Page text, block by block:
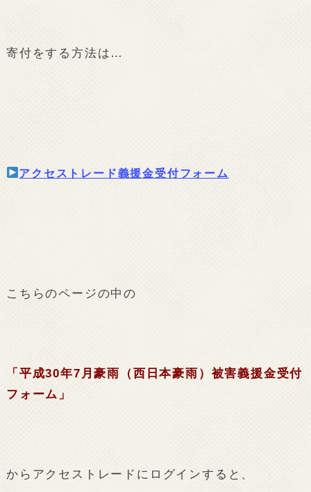
寄付をする方法は…
アクセストレード義援金受付フォーム
こちらのページの中の
「平成30年7月豪雨（西日本豪雨）被害義援金受付
フォーム」
からアクセストレードにログインすると、